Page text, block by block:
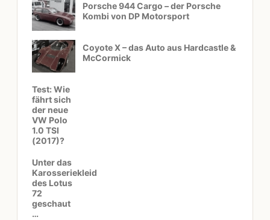
Porsche 944 Cargo – der Porsche
Kombi von DP Motorsport
Coyote X – das Auto aus Hardcastle &
McCormick
Test: Wie
fährt sich
der neue
VW Polo
1.0 TSI
(2017)?
Unter das
Karosseriekleid
des Lotus
72
geschaut
…